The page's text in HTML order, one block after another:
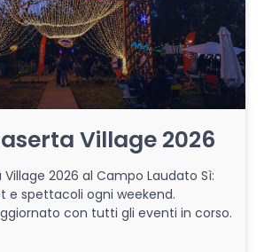
Village 2026
Village 2026 al Campo Laudato Sì:
e spettacoli ogni weekend.
con tutti gli eventi in corso.